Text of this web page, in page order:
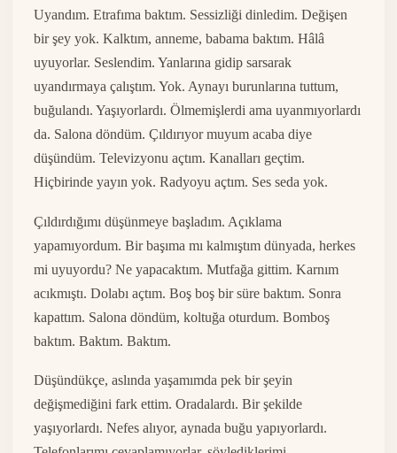
Uyandım. Etrafıma baktım. Sessizliği dinledim. Değişen
bir şey yok. Kalktım, anneme, babama baktım. Hâlâ
uyuyorlar. Seslendim. Yanlarına gidip sarsarak
uyandırmaya çalıştım. Yok. Aynayı burunlarına tuttum,
buğulandı. Yaşıyorlardı. Ölmemişlerdi ama uyanmıyorlardı
da. Salona döndüm. Çıldırıyor muyum acaba diye
düşündüm. Televizyonu açtım. Kanalları geçtim.
Hiçbirinde yayın yok. Radyoyu açtım. Ses seda yok.
Çıldırdığımı düşünmeye başladım. Açıklama
yapamıyordum. Bir başıma mı kalmıştım dünyada, herkes
mi uyuyordu? Ne yapacaktım. Mutfağa gittim. Karnım
acıkmıştı. Dolabı açtım. Boş boş bir süre baktım. Sonra
kapattım. Salona döndüm, koltuğa oturdum. Bomboş
baktım. Baktım. Baktım.
Düşündükçe, aslında yaşamımda pek bir şeyin
değişmediğini fark ettim. Oradalardı. Bir şekilde
yaşıyorlardı. Nefes alıyor, aynada buğu yapıyorlardı.